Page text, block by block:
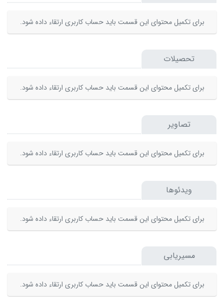
برای تکمیل محتوای این قسمت باید حساب کاربری ارتقاء داده شود.
تحصیلات
برای تکمیل محتوای این قسمت باید حساب کاربری ارتقاء داده شود.
تصاویر
برای تکمیل محتوای این قسمت باید حساب کاربری ارتقاء داده شود.
ویدئوها
برای تکمیل محتوای این قسمت باید حساب کاربری ارتقاء داده شود.
مسیریابی
برای تکمیل محتوای این قسمت باید حساب کاربری ارتقاء داده شود.